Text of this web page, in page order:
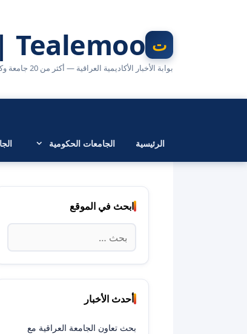
Tealemoo | تعليمو
بوابة الأخبار الأكاديمية العراقية — أكثر من 20 جامعة وكلية في مكان واحد
الرئيسية الجامعات الحكومية
ابحث في الموقع
البحث
عن:
أحدث الأخبار
بحث تعاون الجامعة العراقية مع